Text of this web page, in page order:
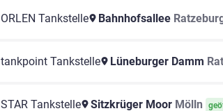
ORLEN Tankstelle Bahnhofsallee
tankpoint Tankstelle Lüneburger Damm
STAR Tankstelle Sitzkrüger Moor Mölln